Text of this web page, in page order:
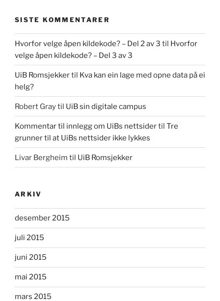
SISTE KOMMENTARER
Hvorfor velge åpen kildekode? – Del 2 av 3 til Hvorfor
velge åpen kildekode? – Del 3 av 3
UiB Romsjekkertil Kva kan ein lage med opne data på ei
helg?
Robert Graytil UiB sin digitale campus
Kommentar til innlegg om UiBs nettsidertil Tre
grunner til at UiBs nettsider ikke lykkes
Livar Bergheim til UiB Romsjekker
ARKIV
desember 2015
juli 2015
juni 2015
mai 2015
mars 2015